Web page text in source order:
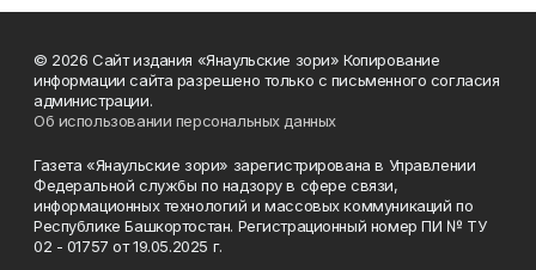
© 2026 Сайт издания «Янаульские зори» Копирование
информации сайта разрешено только с письменного согласия
администрации.
Об использовании персональных данных
Газета «Янаульские зори» зарегистрирована в Управлении
Федеральной службы по надзору в сфере связи,
информационных технологий и массовых коммуникаций по
Республике Башкортостан. Регистрационный номер ПИ № ТУ
02 - 01757 от 19.05.2025 г.